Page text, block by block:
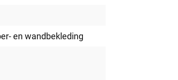
en wandbekleding